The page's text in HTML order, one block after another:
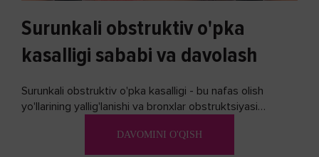
Surunkali obstruktiv o'pka
kasalligi sababi va davolash
Surunkali obstruktiv o'pka kasalligi - bu nafas olish
yo'llarining yallig'lanishi va bronxlar obstruktsiyasi
DAVOMINI O'QISH